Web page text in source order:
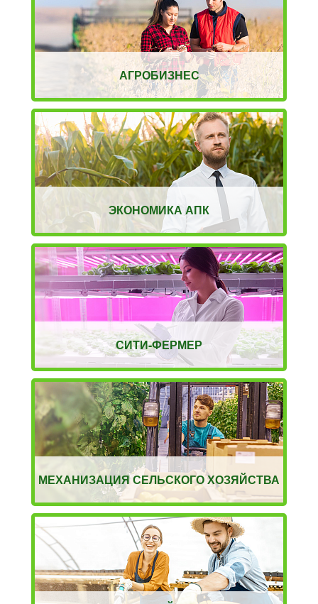
АГРОБИЗНЕС
ЭКОНОМИКА АПК
СИТИ-ФЕРМЕР
МЕХАНИЗАЦИЯ СЕЛЬСКОГО ХОЗЯЙСТВА